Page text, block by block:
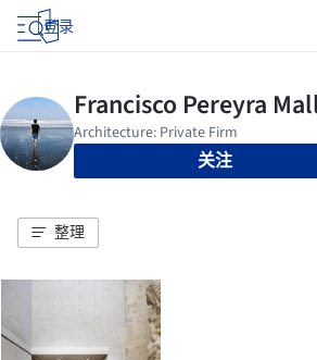
登录
关注
整理